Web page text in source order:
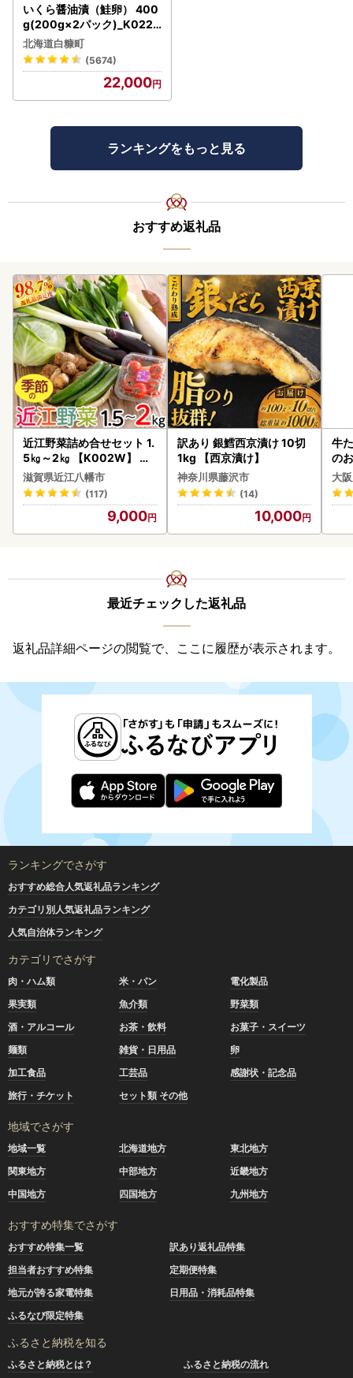
いくら醤油漬（鮭卵） 400
g(200g×2パック)_K022-
1676
北海道白糠町
(5674)
22,000
ランキングをもっと見る
おすすめ返礼品
近江野菜詰め合せセット 1.
5㎏～2㎏ 【K002W】 野
菜 旬 新鮮
滋賀県近江八幡市
(117)
9,000
訳あり 銀鱈西京漬け 10切
1kg 【西京漬け】
神奈川県藤沢市
(14)
10,000
牛
の
大
最近チェックした返礼品
返礼品詳細ページの閲覧で、ここに履歴が表示されます。
ランキングでさがす
おすすめ総合人気返礼品ランキング
カテゴリ別人気返礼品ランキング
人気自治体ランキング
カテゴリでさがす
肉・ハム類 米・パン
電化製品
果実類
魚介類
野菜類
酒・アルコール
お茶・飲料
お菓子・スイーツ
麺類
雑貨・日用品
卵
加工食品
工芸品
感謝状・記念品
旅行・チケット
セット類 その他
地域でさがす
地域一覧 北海道地方
東北地方
関東地方
中部地方
近畿地方
中国地方
四国地方 九州地方
おすすめ特集でさがす
おすすめ特集一覧
訳あり返礼品特集
担当者おすすめ特集
定期便特集
地元が誇る家電特集
日用品・消耗品特集
ふるなび限定特集
ふるさと納税を知る
ふるさと納税とは？
ふるさと納税の流れ